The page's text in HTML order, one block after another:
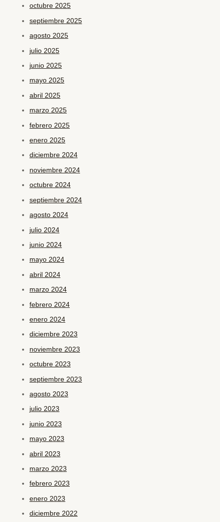
octubre 2025
septiembre 2025
agosto 2025
julio 2025
junio 2025
mayo 2025
abril 2025
marzo 2025
febrero 2025
enero 2025
diciembre 2024
noviembre 2024
octubre 2024
septiembre 2024
agosto 2024
julio 2024
junio 2024
mayo 2024
abril 2024
marzo 2024
febrero 2024
enero 2024
diciembre 2023
noviembre 2023
octubre 2023
septiembre 2023
agosto 2023
julio 2023
junio 2023
mayo 2023
abril 2023
marzo 2023
febrero 2023
enero 2023
diciembre 2022